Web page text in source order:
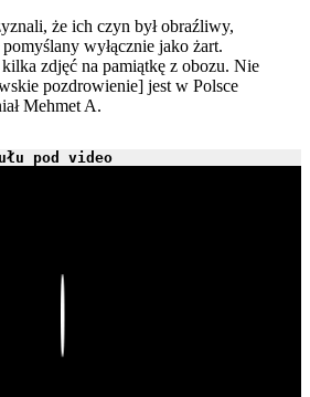
że ich czyn był obraźliwy,
wyłącznie jako żart.
zdjęć na pamiątkę z obozu. Nie
pozdrowienie] jest w Polsce
Mehmet A.
pod video